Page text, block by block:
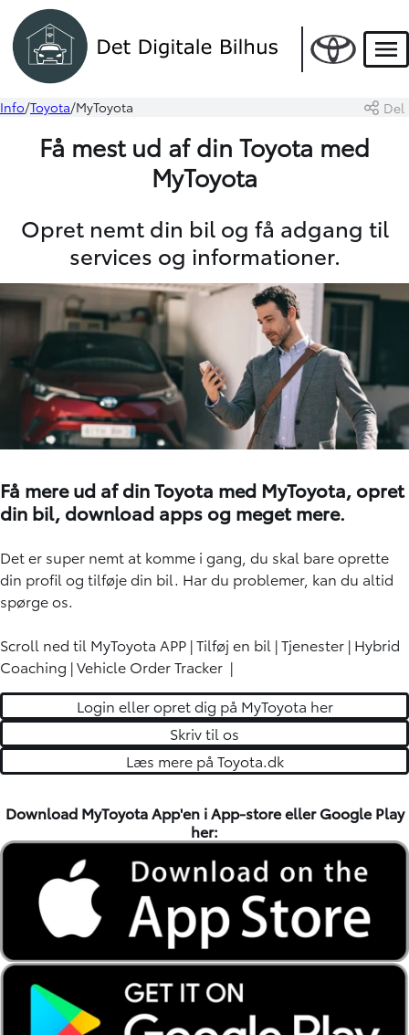
Info Toyota MyToyota Del
Få mest ud af din Toyota med
MyToyota
Opret nemt din bil og få adgang til
services og informationer.
Få mere ud af din Toyota med MyToyota, opret
din bil, download apps og meget mere.
Det er super nemt at komme i gang, du skal bare oprette
din profil og tilføje din bil. Har du problemer, kan du altid
spørge os.
Scroll ned til MyToyota APP |Tilføj en bil |Tjenester | Hybrid
Coaching |Vehicle Order Tracker |
Login eller opret dig på MyToyota her
Skriv til os
Læs mere på Toyota.dk
Download MyToyota App'en i App-store eller Google Play
her: